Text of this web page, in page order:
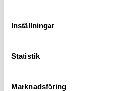
Inställningar
Statistik
Marknadsföring
Dolt bälteshölster Glock 17 Right